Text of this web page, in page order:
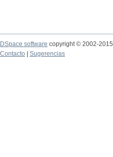
DSpace software copyright © 2002-2015
Contacto
Sugerencias